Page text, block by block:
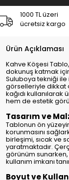
1000 TL üzeri
ücretsiz kargo
Ürün Açıklaması
Kahve Köşesi
dokunuş katmak
Suluboya tekniği
görselleriyle dikkat
kağıdı kullanılarak
hem de estetik
Tasarım ve
Tablonun ön
korunmasını
birleşimi, sıcak ve
yaratmaktadır.
görünüm
kullanım imkanı
Boyut ve